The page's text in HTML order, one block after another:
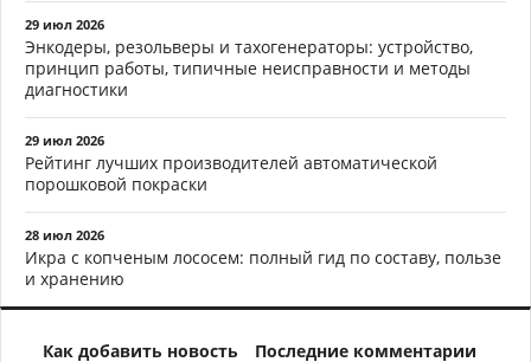
29 июл 2026
Энкодеры, резольверы и тахогенераторы: устройство,
принцип работы, типичные неисправности и методы
диагностики
29 июл 2026
Рейтинг лучших производителей автоматической
порошковой покраски
28 июл 2026
Икра с копченым лососем: полный гид по составу, пользе
и хранению
Как добавить новость Последние комментарии